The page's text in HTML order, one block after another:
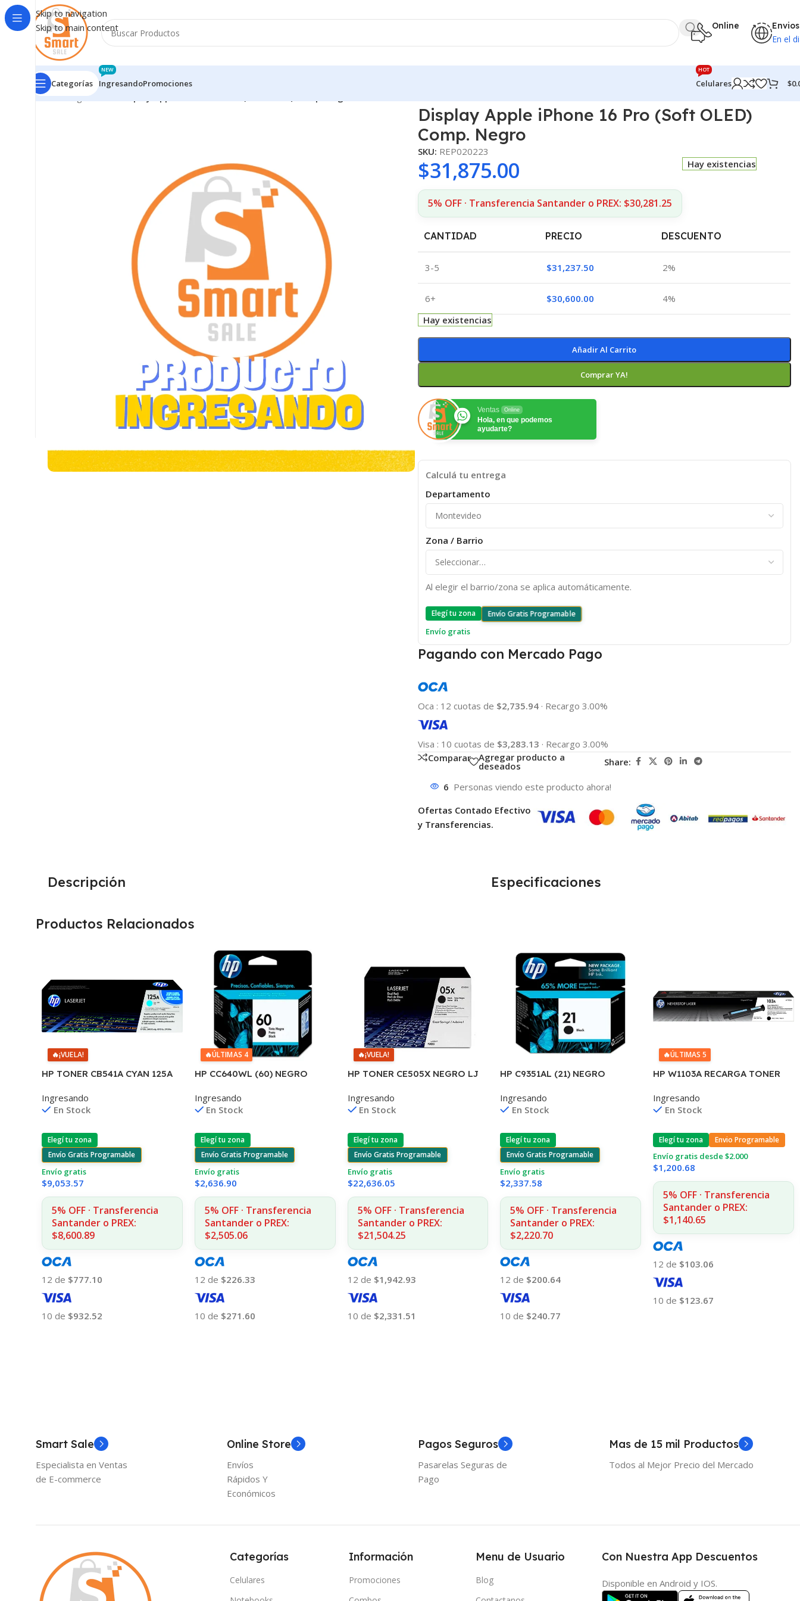
Skip to navigation
Skip to main content
Online Envios
En el
Categorías Ingresando
NEW
Promociones Celulares
HOT
$
Inicio/Ingresando
Display Apple iPhone 16 Pro (Soft OLED)
Comp. Negro
SKU: REP020223
$31,875.00
5% OFF · Transferencia Santander o PREX: $30,281.25
Hay existencias
CANTIDAD PRECIO DESCUENTO
3-5 $31,237.50 2%
6+ $30,600.00
4%
Hay existencias
Añadir Al Carrito
Comprar YA!
Ventas Online
Hola, en que podemos
ayudarte?
Calculá tu entrega
Departamento
Zona / Barrio
Al elegir el barrio/zona se aplica automáticamente.
Elegí tu zona Envío Gratis Programable
Envío gratis
Pagando con Mercado Pago
Oca : 12 cuotas de $2,735.94 · Recargo 3.00%
Visa : 10 cuotas de $3,283.13 · Recargo 3.00%
Comparar
Agregar producto a
deseados Share:
6 Personas viendo este producto ahora!
Ofertas Contado Efectivo
y Transferencias.
Descripción Especificaciones
Productos Relacionados
🔥¡VUELA!
HP TONER CB541A CYAN 125A
1215/1515/1510/1312
Ingresando
En Stock
Elegí tu zona
Envío Gratis Programable
Envío gratis
$9,053.57
5% OFF · Transferencia
Santander o PREX:
$8,600.89
12 de $777.10
10 de $932.52
🔥ÚLTIMAS 4
HP CC640WL (60) NEGRO
F4580/F4280/F4480/D110
Ingresando
En Stock
Elegí tu zona
Envío Gratis Programable
Envío gratis
$2,636.90
5% OFF · Transferencia
Santander o PREX:
$2,505.06
12 de $226.33
10 de $271.60
🔥¡VUELA!
HP TONER CE505X NEGRO LJ
Ingresando
En Stock
Elegí tu zona
Envío Gratis Programable
Envío gratis
$22,636.05
5% OFF · Transferencia
Santander o PREX:
$21,504.25
12 de $1,942.93
10 de $2,331.51
HP C9351AL (21) NEGRO
55 7ML (D)
Ingresando
En Stock
Elegí tu zona
Envío Gratis Programable
Envío gratis
$2,337.58
5% OFF · Transferencia
Santander o PREX:
$2,220.70
12 de $200.64
10 de $240.77
🔥ÚLTIMAS 5
HP W1103A RECARGA TONER
1000/1001/1020/1200 (B)
Ingresando
En Stock
Elegí tu zona Envio Programable
Envío gratis desde $2.000
$1,200.68
5% OFF · Transferencia
Santander o PREX:
$1,140.65
12 de $103.06
10 de $123.67
Smart Sale
Especialista en Ventas
de E-commerce
Online Store
Envíos
Rápidos Y
Económicos
Pagos Seguros
Pasarelas Seguras de
Pago
Mas de 15 mil Productos
Todos al Mejor Precio del Mercado
Categorías
Celulares
Información
Promociones
Menu de Usuario
Blog
Con Nuestra App Descuentos
Disponible en Android y IOS.